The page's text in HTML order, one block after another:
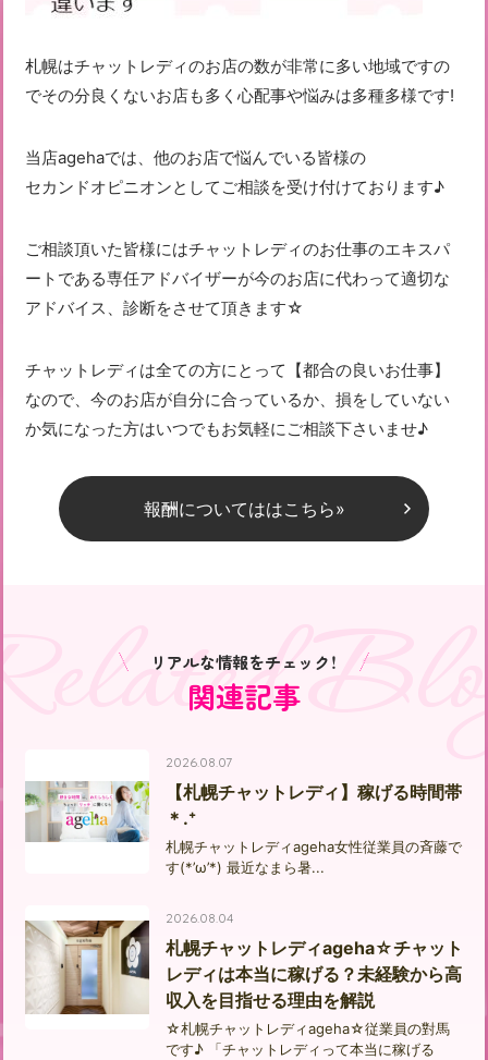
札幌はチャットレディのお店の数が非常に多い地域ですの
でその分良くないお店も多く心配事や悩みは多種多様です!
当店agehaでは、他のお店で悩んでいる皆様の
セカンドオピニオンとしてご相談を受け付けております♪
ご相談頂いた皆様にはチャットレディのお仕事のエキスパ
ートである専任アドバイザーが今のお店に代わって適切な
アドバイス、診断をさせて頂きます☆
チャットレディは全ての方にとって【都合の良いお仕事】
なので、今のお店が自分に合っているか、損をしていない
か気になった方はいつでもお気軽にご相談下さいませ♪
報酬についてははこちら»
関連記事
リアルな情報をチェック！
2026.08.07
【札幌チャットレディ】稼げる時間帯
＊.⁺
札幌チャットレディageha女性従業員の斉藤で
す(*’ω’*) 最近なまら暑...
2026.08.04
札幌チャットレディageha☆チャット
レディは本当に稼げる？未経験から高
収入を目指せる理由を解説
☆札幌チャットレディageha☆従業員の對馬
です♪ 「チャットレディって本当に稼げる